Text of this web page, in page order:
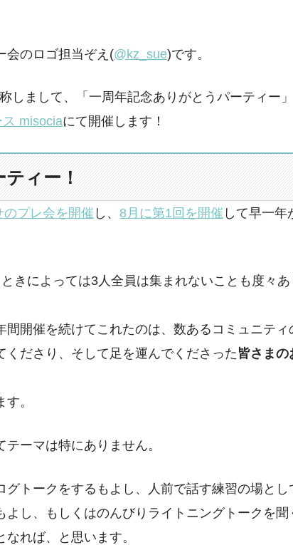
会のロゴ担当ぞえ(@kz_sue)です。
しまして、「一周年記念ありがとうパーティー
misociaにて開催します！
ティー！
プレ会を開催 し、 8月に第1回を開催 して早一年
きによっては3人全員は集まれないことも度々あ
間開催を続けてこれたのは、数あるコミュニティ
くださり、そして足を運んでくださった皆さまの
。
ーマは特にありません。
グトークをするもよし、人前で話す練習の場とし
よし、もしくはのんびりライトニングトークを聞
れば、と思います。